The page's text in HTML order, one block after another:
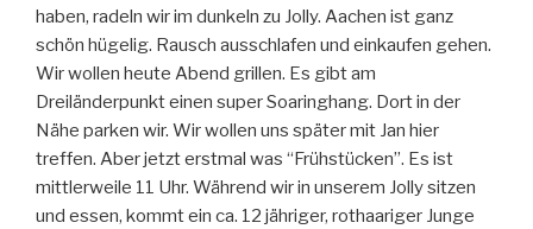
haben, radeln wir im dunkeln zu Jolly. Aachen ist ganz
schön hügelig. Rausch ausschlafen und einkaufen gehen.
Wir wollen heute Abend grillen. Es gibt am
Dreiländerpunkt einen super Soaringhang. Dort in der
Nähe parken wir. Wir wollen uns später mit Jan hier
treffen. Aber jetzt erstmal was “Frühstücken”. Es ist
mittlerweile 11 Uhr. Während wir in unserem Jolly sitzen
und essen, kommt ein ca. 12 jähriger, rothaariger Junge